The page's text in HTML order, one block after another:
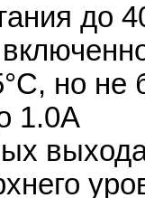
до
но
1.0А